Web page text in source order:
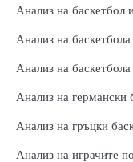
Анализ на баскетбол
Анализ на
Анализ на
Анализ на германски
Анализ на гръцки
Анализ на играчите